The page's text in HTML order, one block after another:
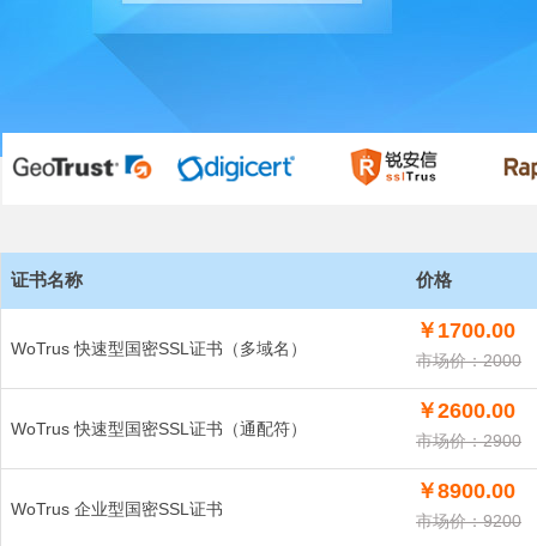
证书名称 价格
WoTrus 快速型国密SSL证书（多域名）
￥1700.00
市场价：2000
WoTrus 快速型国密SSL证书（通配符）
￥2600.00
市场价：2900
WoTrus 企业型国密SSL证书
￥8900.00
市场价：9200